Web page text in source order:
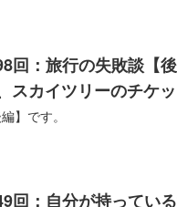
回：旅行の失敗談【
スカイツリーのチケ
】です。
回：自分が持ってい